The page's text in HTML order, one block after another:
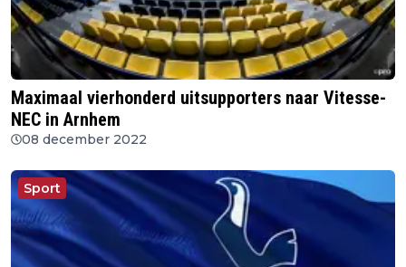
Maximaal vierhonderd uitsupporters naar Vitesse-
NEC in Arnhem
08 december 2022
Sport